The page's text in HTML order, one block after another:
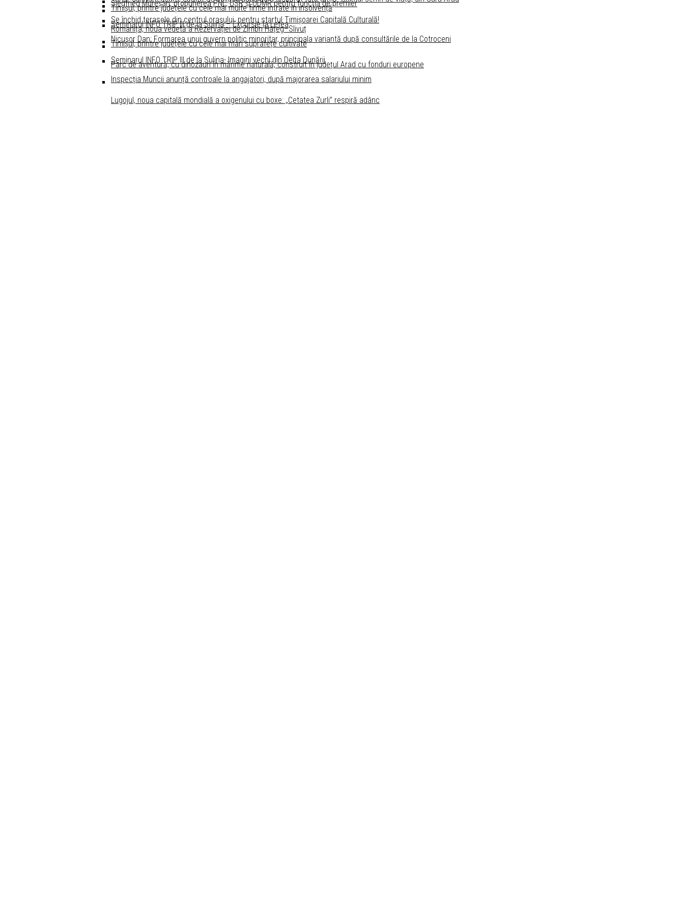
Siegfried Mureșan, propunerea PNL, USR și UDMR pentru funcţia de premier
Nicușor Dan: Formarea unui guvern politic minoritar, principala variantă după consultările de la Cotroceni
Timișul, printre județele cu cele mai multe firme intrate în insolvență
Timișul, printre județele cu cele mai mari suprafețe cultivate
Inspecția Muncii anunță controale la angajatori, după majorarea salariului minim
Se închid terasele din centrul oraşului, pentru startul Timişoarei Capitală Culturală!
Seminarul INFO TRIP III de la Sulina – Excursie la Letea
Seminarul INFO TRIP III de la Sulina- Imagini vechi din Delta Dunării
Romanița, noua vedetă a Rezervației de Zimbri Hațeg–Slivuț
Parc de aventură, cu dinozauri în mărime naturală, construit în județul Arad cu fonduri europene
Lugojul, noua capitală mondială a oxigenului cu boxe: „Cetatea Zurli” respiră adânc